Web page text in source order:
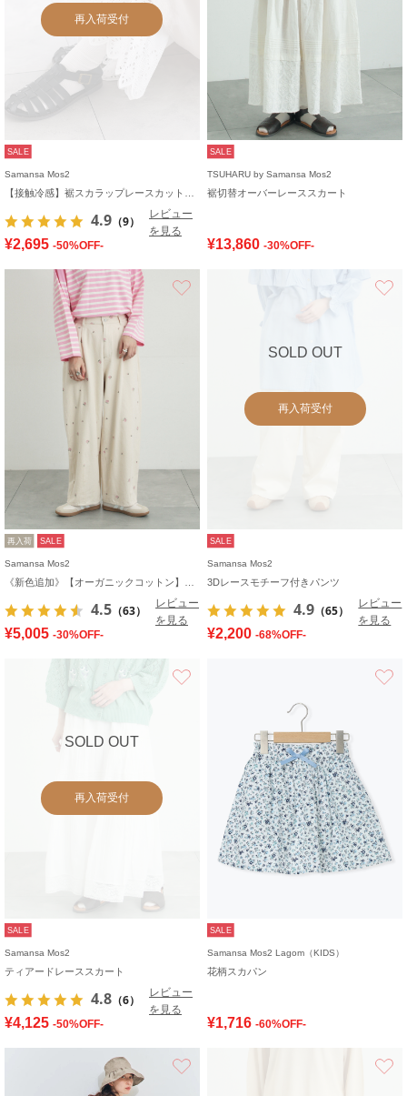
再入荷受付
SALE
Samansa Mos2
4.9 （9）
レビュー
を見る
¥2,695 -50%OFF-
SALE
TSUHARU by Samansa Mos2
裾切替オーバーレーススカート
¥13,860 -30%OFF-
再入荷 SALE
Samansa Mos2
4.5 （63）
レビュー
を見る
¥5,005 -30%OFF-
SOLD OUT
再入荷受付
SALE
Samansa Mos2
3Dレースモチーフ付きパンツ
4.9 （65）
レビュー
を見る
¥2,200 -68%OFF-
SOLD OUT
再入荷受付
SALE
Samansa Mos2
ティアードレーススカート
4.8 （6）
レビュー
を見る
¥4,125 -50%OFF-
SALE
Samansa Mos2 Lagom（KIDS）
花柄スカパン
¥1,716 -60%OFF-